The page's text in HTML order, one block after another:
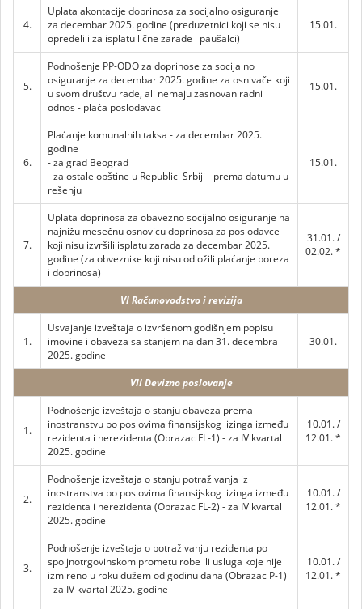
4.
Uplata akontacije doprinosa za socijalno osiguranje
za decembar 2025. godine (preduzetnici koji se nisu
opredelili za isplatu lične zarade i paušalci)
15.01.
5.
Podnošenje PP-ODO za doprinose za socijalno
osiguranje za decembar 2025. godine za osnivače koji
u svom društvu rade, ali nemaju zasnovan radni
odnos - plaća poslodavac
15.01.
6.
Plaćanje komunalnih taksa - za decembar 2025.
godine
- za grad Beograd
- za ostale opštine u Republici Srbiji - prema datumu u
rešenju
15.01.
7.
Uplata doprinosa za obavezno socijalno osiguranje na
najnižu mesečnu osnovicu doprinosa za poslodavce
koji nisu izvršili isplatu zarada za decembar 2025.
godine (za obveznike koji nisu odložili plaćanje poreza
i doprinosa)
31.01. /
02.02. *
VI Računovodstvo i revizija
1.
Usvajanje izveštaja o izvršenom godišnjem popisu
imovine i obaveza sa stanjem na dan 31. decembra
2025. godine
30.01.
VII Devizno poslovanje
1.
Podnošenje izveštaja o stanju obaveza prema
inostranstvu po poslovima finansijskog lizinga između
rezidenta i nerezidenta (Obrazac FL-1) - za IV kvartal
2025. godine
10.01. /
12.01. *
2.
Podnošenje izveštaja o stanju potraživanja iz
inostranstva po poslovima finansijskog lizinga između
rezidenta i nerezidenta (Obrazac FL-2) - za IV kvartal
2025. godine
10.01. /
12.01. *
3.
Podnošenje izveštaja o potraživanju rezidenta po
spoljnotrgovinskom prometu robe ili usluga koje nije
izmireno u roku dužem od godinu dana (Obrazac P-1)
- za IV kvartal 2025. godine
10.01. /
12.01. *